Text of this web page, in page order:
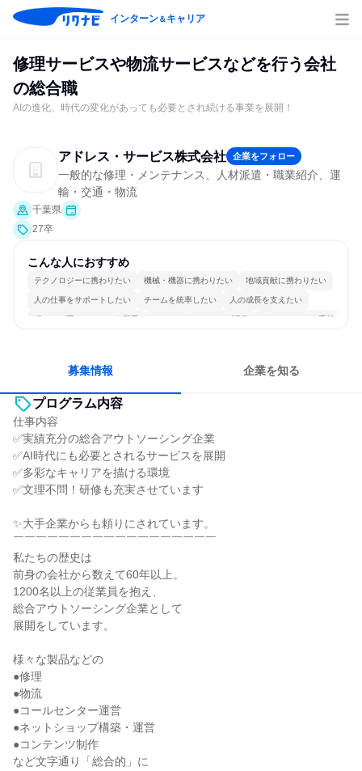
インターン＆キャリア
修理サービスや物流サービスなどを行う会社
の総合職
AIの進化、時代の変化があっても必要とされ続ける事業を展開！
アドレス・サービス株式会社 企業をフォロー
一般的な修理・メンテナンス、人材派遣・職業紹介、運
輸・交通・物流
千葉県
27卒
こんな人におすすめ
テクノロジーに携わりたい 機械・機器に携わりたい 地域貢献に携わりたい
人の仕事をサポートしたい チームを統率したい 人の成長を支えたい
穏やかで互いのペースを尊重 コミュニケーションが活発 チームワークを重視
募集情報 企業を知る
プログラム内容
仕事内容
✅実績充分の総合アウトソーシング企業
✅AI時代にも必要とされるサービスを展開
✅多彩なキャリアを描ける環境
✅文理不問！研修も充実させています
✨大手企業からも頼りにされています。
￣￣￣￣￣￣￣￣￣￣￣￣￣￣￣￣￣￣
私たちの歴史は
前身の会社から数えて60年以上。
1200名以上の従業員を抱え、
総合アウトソーシング企業として
展開をしています。
様々な製品などの
●修理
●物流
●コールセンター運営
●ネットショップ構築・運営
●コンテンツ制作
など文字通り「総合的」に